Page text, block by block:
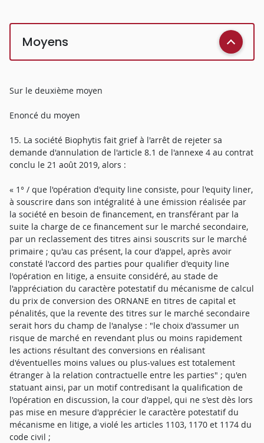
Moyens
Sur le deuxième moyen
Enoncé du moyen
15. La société Biophytis fait grief à l'arrêt de rejeter sa
demande d'annulation de l'article 8.1 de l'annexe 4 au contrat
conclu le 21 août 2019, alors :
« 1° / que l'opération d'equity line consiste, pour l'equity liner,
à souscrire dans son intégralité à une émission réalisée par
la société en besoin de financement, en transférant par la
suite la charge de ce financement sur le marché secondaire,
par un reclassement des titres ainsi souscrits sur le marché
primaire ; qu'au cas présent, la cour d'appel, après avoir
constaté l'accord des parties pour qualifier d'equity line
l'opération en litige, a ensuite considéré, au stade de
l'appréciation du caractère potestatif du mécanisme de calcul
du prix de conversion des ORNANE en titres de capital et
pénalités, que la revente des titres sur le marché secondaire
serait hors du champ de l'analyse : "le choix d'assumer un
risque de marché en revendant plus ou moins rapidement
les actions résultant des conversions en réalisant
d'éventuelles moins values ou plus-values est totalement
étranger à la relation contractuelle entre les parties" ; qu'en
statuant ainsi, par un motif contredisant la qualification de
l'opération en discussion, la cour d'appel, qui ne s'est dès lors
pas mise en mesure d'apprécier le caractère potestatif du
mécanisme en litige, a violé les articles 1103, 1170 et 1174 du
code civil ;